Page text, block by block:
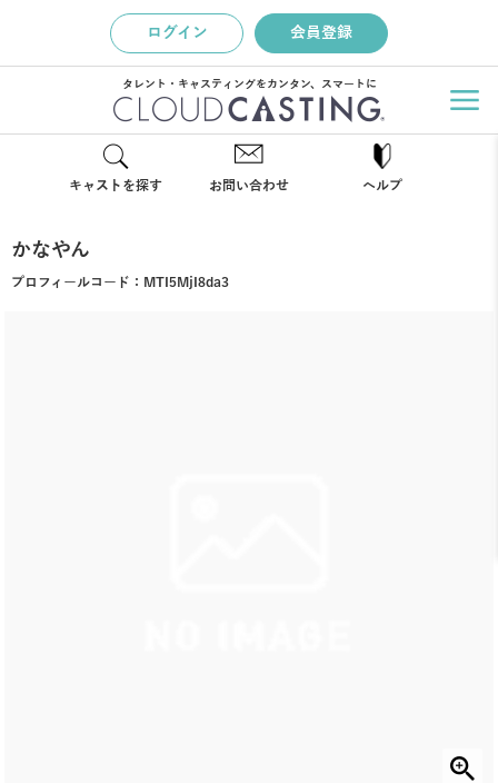
ログイン 会員登録
タレント・キャスティングをカンタン、スマートに
キャストを探す お問い合わせ ヘルプ
かなやん
プロフィールコード： MTI5MjI8da3